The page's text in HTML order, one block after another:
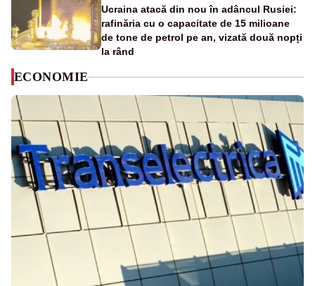
Ucraina atacă din nou în adâncul Rusiei:
rafinăria cu o capacitate de 15 milioane
de tone de petrol pe an, vizată două nopți
la rând
ECONOMIE